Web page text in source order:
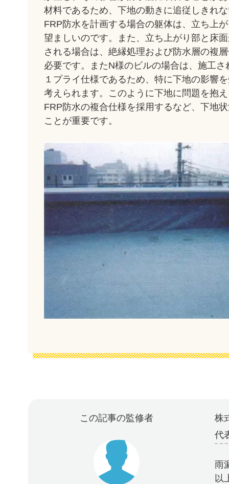
材料であるため、下地の動きに追従しきれ
FRP防水を計画する場合の躯体は、立ち上
望ましいのです。また、立ち上がり部と床
される場合は、絶縁処理および防水層の複
必要です。またN様のビルの場合は、施工
１プライ仕様であるため、特に下地の影響
考えられます。このように下地に問題を抱
FRP防水の複合仕様を採用するなど、下地
ことが重要です。
この記事の監修者
株
代
雨
以